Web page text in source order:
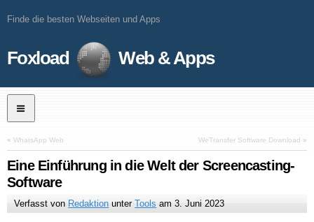
Finde die besten Webseiten und Apps
Foxload Web & Apps
« WhatsApp Web WeTransfer Software Download »
Eine Einführung in die Welt der Screencasting-
Software
Verfasst von Redaktion unterTools am3. Juni 2023